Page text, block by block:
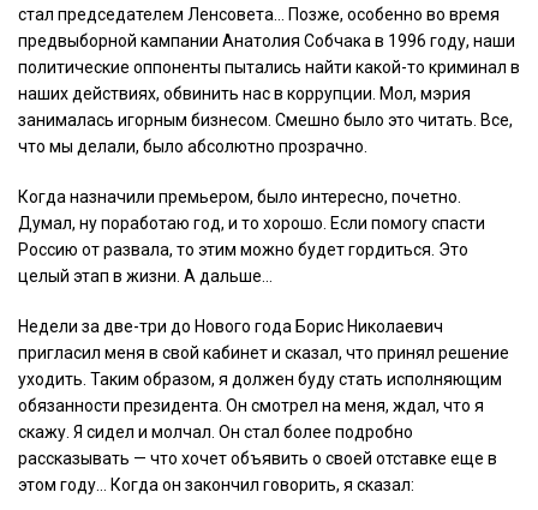
стал председателем Ленсовета… Позже, особенно во время
предвыборной кампании Анатолия Собчака в 1996 году, наши
политические оппоненты пытались найти какой-то криминал в
наших действиях, обвинить нас в коррупции. Мол, мэрия
занималась игорным бизнесом. Смешно было это читать. Все,
что мы делали, было абсолютно прозрачно.
Когда назначили премьером, было интересно, почетно.
Думал, ну поработаю год, и то хорошо. Если помогу спасти
Россию от развала, то этим можно будет гордиться. Это
целый этап в жизни. А дальше…
Недели за две-три до Нового года Борис Николаевич
пригласил меня в свой кабинет и сказал, что принял решение
уходить. Таким образом, я должен буду стать исполняющим
обязанности президента. Он смотрел на меня, ждал, что я
скажу. Я сидел и молчал. Он стал более подробно
рассказывать — что хочет объявить о своей отставке еще в
этом году… Когда он закончил говорить, я сказал: